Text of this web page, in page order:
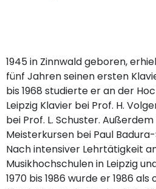
1945 in Zinnwald geboren,
fünf Jahren seinen ersten
bis 1968 studierte er an der
Leipzig Klavier bei Prof. H.
bei Prof. L. Schuster.
Meisterkursen bei Paul
Nach intensiver Lehrtätigkeit
Musikhochschulen in Leipzig
1970 bis 1986 wurde er 1986